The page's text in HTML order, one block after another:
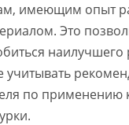
имеющим опыт
Это
наилучшего
учитывать
по применению